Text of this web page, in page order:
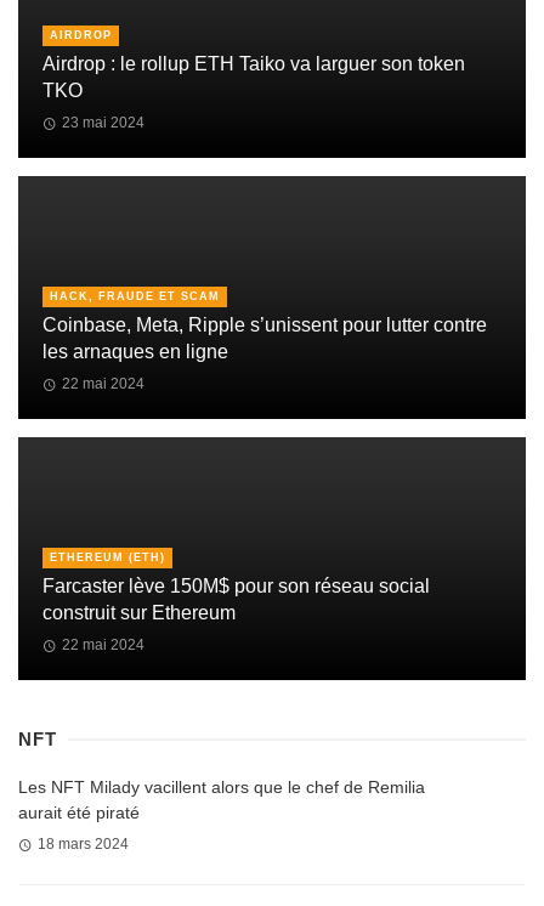
AIRDROP
Airdrop : le rollup ETH Taiko va larguer son token
TKO
23 mai 2024
HACK, FRAUDE ET SCAM
Coinbase, Meta, Ripple s’unissent pour lutter contre
les arnaques en ligne
22 mai 2024
ETHEREUM (ETH)
Farcaster lève 150M$ pour son réseau social
construit sur Ethereum
22 mai 2024
NFT
Les NFT Milady vacillent alors que le chef de Remilia
aurait été piraté
18 mars 2024